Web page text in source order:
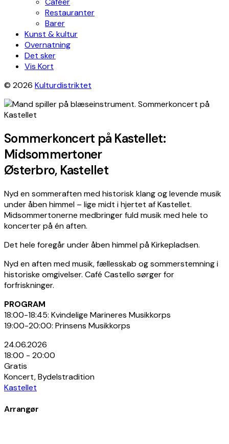
menu Restauranter
Barer
Kunst & kultur
Overnatning
Det sker
Vis Kort
© 2026 Kulturdistriktet
Sommerkoncert på Kastellet:
Midsommertoner
Østerbro, Kastellet
Nyd en sommeraften med historisk klang og levende musik
under åben himmel – lige midt i hjertet af Kastellet.
Midsommertonerne medbringer fuld musik med hele to
koncerter på én aften.
Det hele foregår under åben himmel på Kirkepladsen.
Nyd en aften med musik, fællesskab og sommerstemning i
historiske omgivelser. Café Castello sørger for
forfriskninger.
PROGRAM
18:00-18:45: Kvindelige Marineres Musikkorps
19:00-20:00: Prinsens Musikkorps
24.06.2026
18:00 - 20:00
Gratis
Koncert, Bydelstradition
Kastellet
Arrangør